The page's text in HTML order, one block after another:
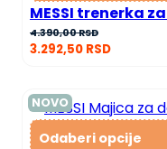
MESSI trenerka za
4.390,00RSD
3.292,50 RSD
NOVO
Odaberi opcije